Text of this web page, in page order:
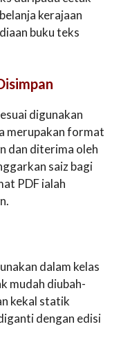
kerajaan
buku teks
digunakan
merupakan format
dan diterima oleh
saiz bagi
PDF ialah
dalam kelas
mudah diubah-
kekal statik
dengan edisi